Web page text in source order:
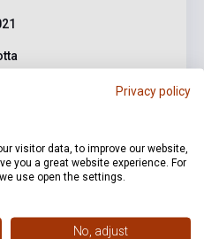
linkek Vélemények
meaning of life
Privacy policy
visitor data, to improve our website,
you a great website experience. For
use open the settings.
No, adjust